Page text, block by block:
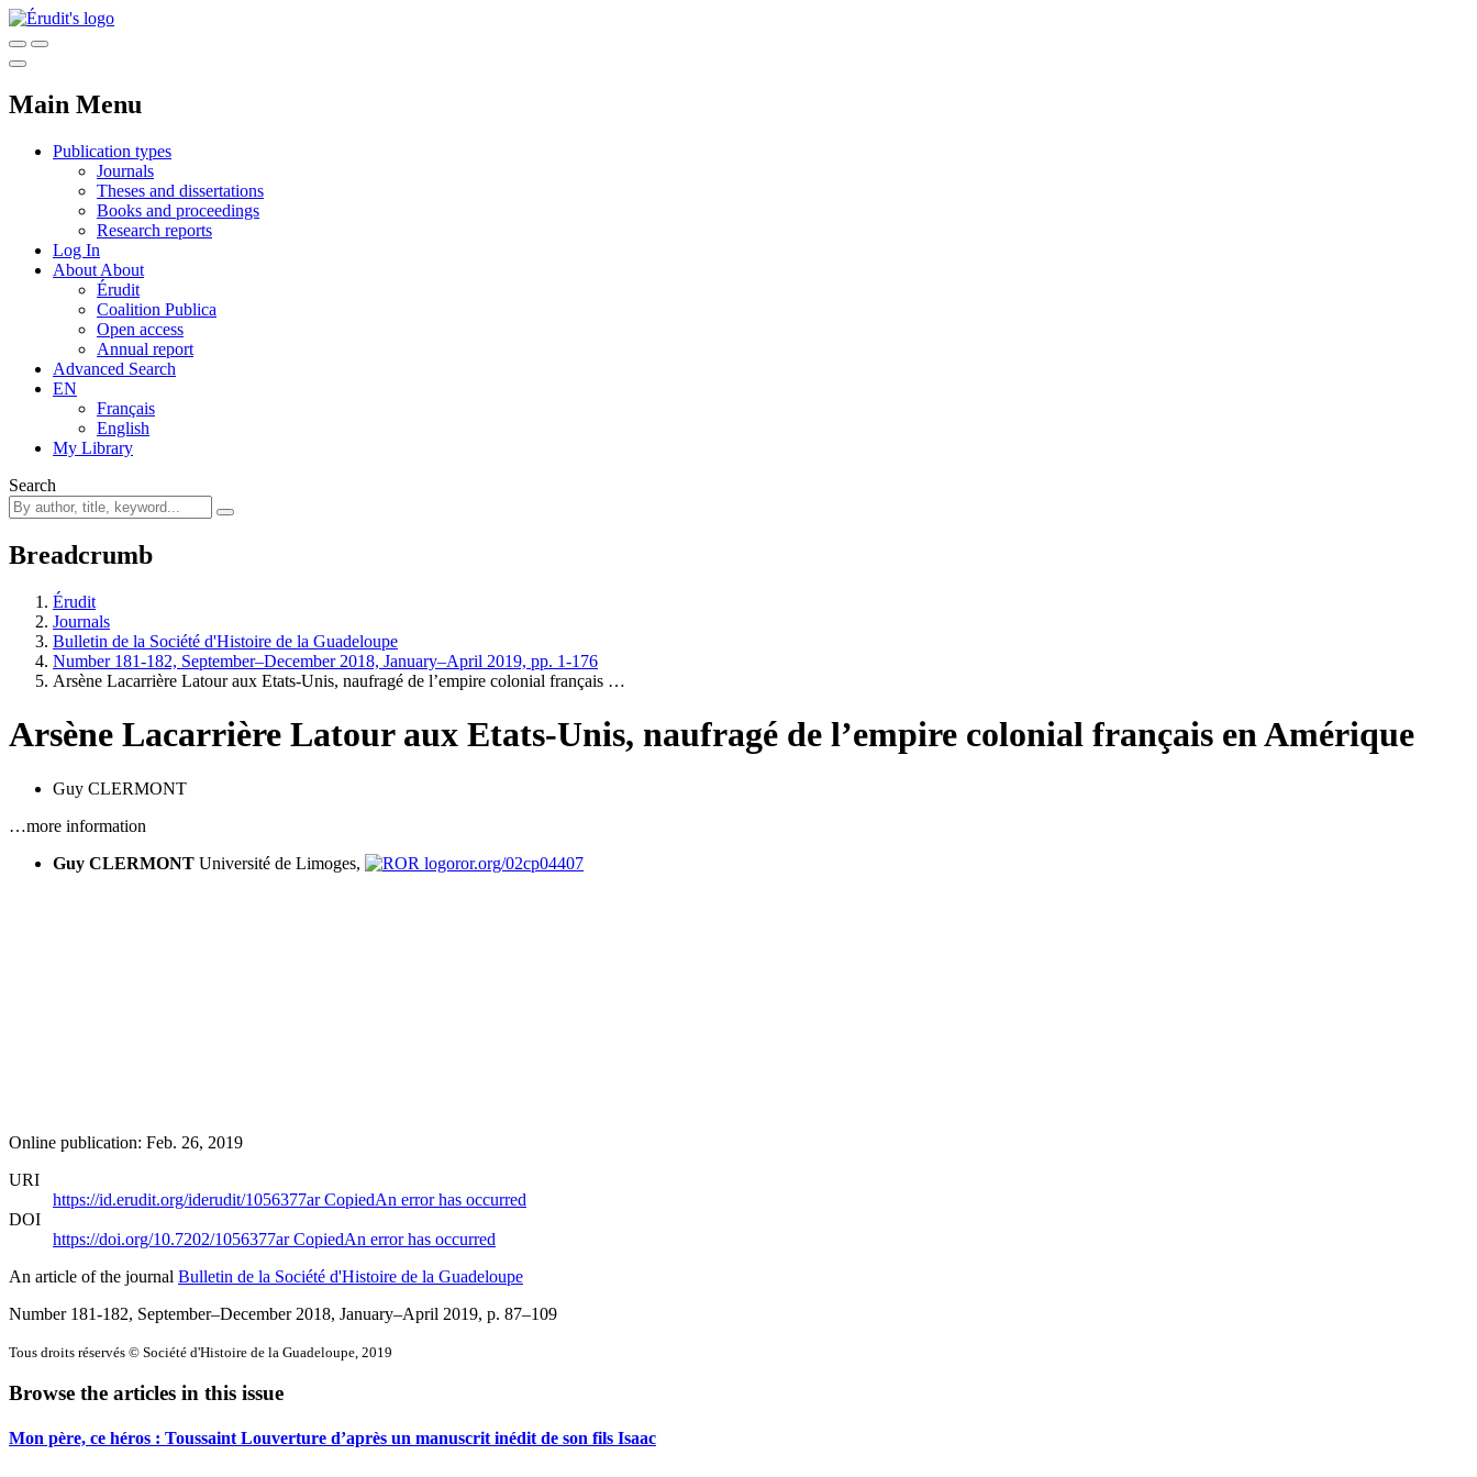
Main Menu
Publication types
Journals
Theses and dissertations
Books and proceedings
Research reports
Log In
About About
Érudit
Coalition Publica
Open access
Annual report
Advanced Search
EN
Français
English
My Library
Search
Breadcrumb
Érudit
Journals
Bulletin de la Société d'Histoire de la Guadeloupe
Number 181-182, September–December 2018, January–April 2019, pp. 1-176
Arsène Lacarrière Latour aux Etats-Unis, naufragé de l’empire colonial français …
Arsène Lacarrière Latour aux Etats-Unis, naufragé de l’empire colonial français en Amérique
Guy CLERMONT
…more information
Guy CLERMONT Université de Limoges, ror.org/02cp04407
Online publication: Feb. 26, 2019
URI
https://id.erudit.org/iderudit/1056377arCopiedAn error has occurred
DOI
https://doi.org/10.7202/1056377arCopiedAn error has occurred
An article of the journal Bulletin de la Société d'Histoire de la Guadeloupe
Number 181-182, September–December 2018, January–April 2019, p. 87–109
Tous droits réservés © Société d'Histoire de la Guadeloupe, 2019
Browse the articles in this issue
Mon père, ce héros : Toussaint Louverture d’après un manuscrit inédit de son fils Isaac